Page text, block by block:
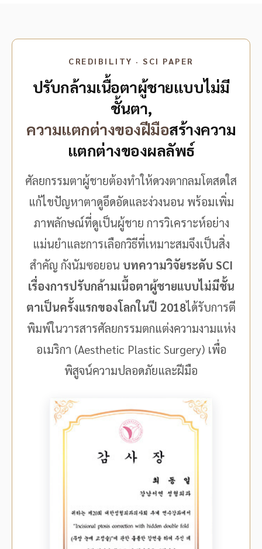
CREDIBILITY · SCI PAPER
ปรับกล้ามเนื้อตาผู้ชายแบบไม่มี
ชั้นตา,
ความแตกต่างของฝีมือสร้างความ
แตกต่างของผลลัพธ์
ศัลยกรรมตาผู้ชายต้องทำให้ดวงตากลมโตสดใส
แก้ไขปัญหาตาดูอึดอัดและง่วงนอน พร้อมเพิ่ม
ภาพลักษณ์ที่ดูเป็นผู้ชาย การวิเคราะห์อย่าง
แม่นยำและการเลือกวิธีที่เหมาะสมจึงเป็นสิ่ง
สำคัญ กังนัมซอยอน บทความวิจัยระดับ SCI
เรื่องการปรับกล้ามเนื้อตาผู้ชายแบบไม่มีชั้น
ตาเป็นครั้งแรกของโลกในปี 2018ได้รับการตี
พิมพ์ในวารสารศัลยกรรมตกแต่งความงามแห่ง
อเมริกา (Aesthetic Plastic Surgery) เพื่อ
พิสูจน์ความปลอดภัยและฝีมือ